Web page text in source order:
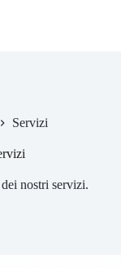
Servizi
nostri servizi.